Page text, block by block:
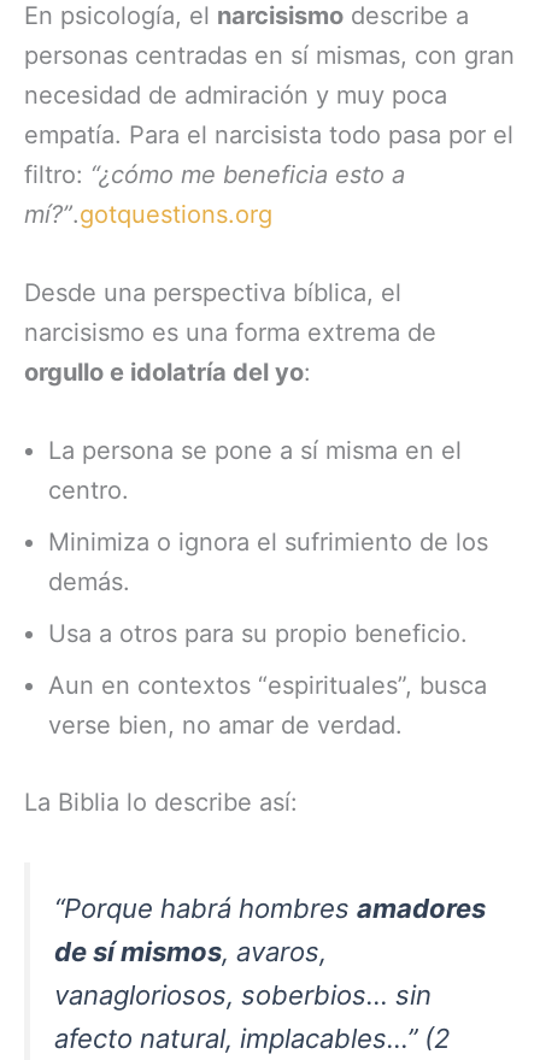
En psicología, el narcisismo describe a
personas centradas en sí mismas, con gran
necesidad de admiración y muy poca
empatía. Para el narcisista todo pasa por el
filtro: “¿cómo me beneficia esto a
mí?”.gotquestions.org
Desde una perspectiva bíblica, el
narcisismo es una forma extrema de
orgullo e idolatría del yo:
La persona se pone a sí misma en el
centro.
Minimiza o ignora el sufrimiento de los
demás.
Usa a otros para su propio beneficio.
Aun en contextos “espirituales”, busca
verse bien, no amar de verdad.
La Biblia lo describe así:
“Porque habrá hombres amadores
de sí mismos, avaros,
vanagloriosos, soberbios… sin
afecto natural, implacables…” (2